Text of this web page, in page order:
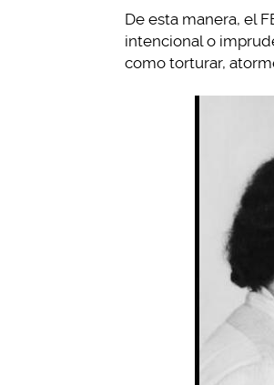
De esta manera, el
intencional o
como torturar,